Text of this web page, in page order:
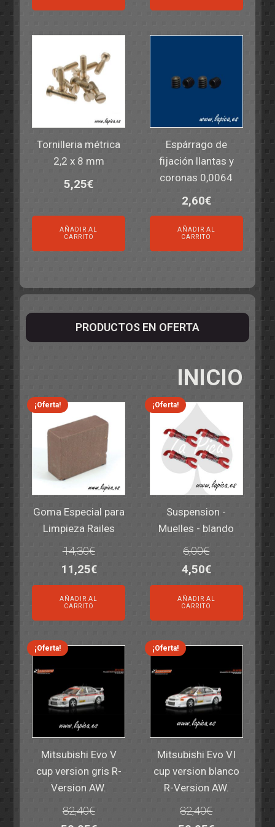
Tornilleria métrica
2,2 x 8 mm
5,25€
AÑADIR AL
CARRITO
Espárrago de
fijación llantas y
coronas 0,0064
2,60€
AÑADIR AL
CARRITO
PRODUCTOS EN OFERTA
INICIO
¡Oferta!
Goma Especial para
Limpieza Railes
14,30€
El
precio
original
era:
14,30€.
11,25€El
precio
actual
es:
11,25€.
AÑADIR AL
CARRITO
¡Oferta!
Suspension -
Muelles - blando
6,00€
El
precio
original
era:
6,00€.
4,50€El
precio
actual
es:
4,50€.
AÑADIR AL
CARRITO
¡Oferta!
Mitsubishi Evo V
cup version gris R-
Version AW.
82,40€
¡Oferta!
Mitsubishi Evo VI
cup version blanco
R-Version AW.
82,40€